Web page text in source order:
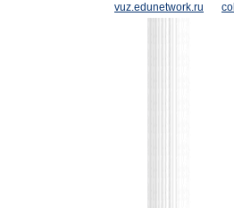
vuz.edunetwork.ru